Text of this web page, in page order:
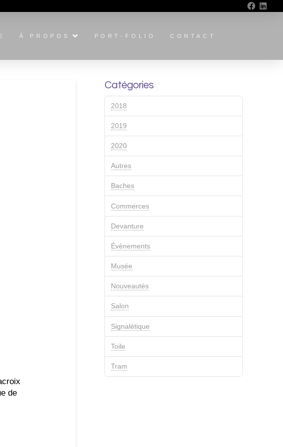
À PROPOS PORT-FOLIO CONTACT
de
Catégories
2018
2019
2020
Autres
Baches
Commerces
Devanture
Évènements
Musée
Nouveautés
Salon
Signalétique
Toile
Tram